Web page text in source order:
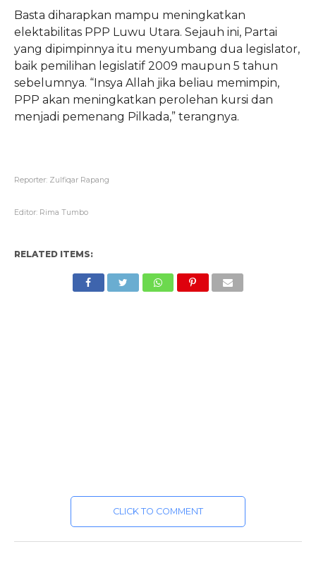
Basta diharapkan mampu meningkatkan
elektabilitas PPP Luwu Utara. Sejauh ini, Partai
yang dipimpinnya itu menyumbang dua legislator,
baik pemilihan legislatif 2009 maupun 5 tahun
sebelumnya. “Insya Allah jika beliau memimpin,
PPP akan meningkatkan perolehan kursi dan
menjadi pemenang Pilkada,” terangnya.
Reporter: Zulfiqar Rapang
Editor: Rima Tumbo
RELATED ITEMS:
CLICK TO COMMENT